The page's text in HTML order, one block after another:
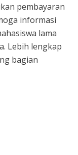
pembayaran
informasi
lama
Lebih lengkap
bagian